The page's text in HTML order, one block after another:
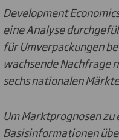
Development
eine Analyse
für Umverpackungen
wachsende Nachfrage
sechs nationalen
Um Marktprognosen
Basisinformationen